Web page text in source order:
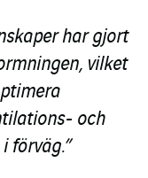
har gjort
vilket
och
förväg.”